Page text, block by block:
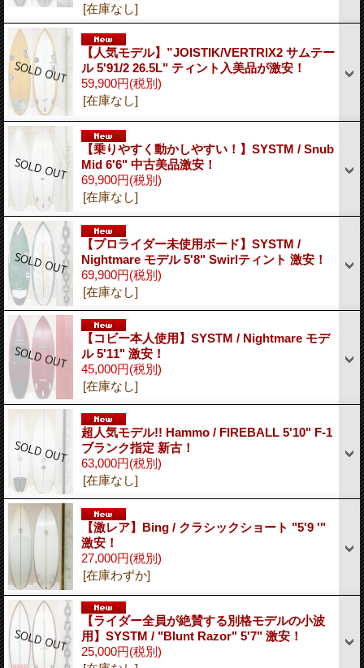
[在庫なし]
【人気モデル】”JOISTIK/VERTRIX2 サムテー
ル 5'91/2 26.5L" ティント入美品が激安！
59,900円(税別)
[在庫なし]
【乗りやすく動かしやすい！】SYSTM / Snub
Mid 6'6" 中古美品激安！
69,900円(税別)
[在庫なし]
【プロライダー未使用ボード】SYSTM /
Nightmare モデル 5'8" Swirlティント 激安！
69,900円(税別)
[在庫なし]
【コビー本人使用】SYSTM / Nightmare モデ
ル 5'11" 激安！
45,000円(税別)
[在庫なし]
超人気モデル!! Hammo / FIREBALL 5'10" F-1
ブランク指定 新古！
63,000円(税別)
[在庫なし]
【激レア】Bing / クラシックショート "5'9 '"
激安！
27,000円(税別)
[在庫わずか]
【ライダー全員が絶賛する別格モデルの小波
用】SYSTM / "Blunt Razor" 5'7" 激安！
25,000円(税別)